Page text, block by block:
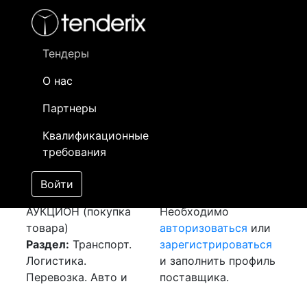
Тендеры
О нас
Партнеры
Квалификационные
требования
Войти
- активный лот
- сохраненный лот (не опубликован)
Закупка: Перевозка
г.Актау (РК) -
г.Атырау (РК)
[Завершен]
Лот №:6620
АУКЦИОН (покупка
товара)
Раздел: Транспорт.
Логистика.
Перевозка. Авто и
Необходимо
авторизоваться или
зарегистрироваться
и заполнить профиль
поставщика.